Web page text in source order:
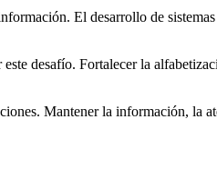
El desarrollo de
desafío. Fortalecer la
Mantener la información, la